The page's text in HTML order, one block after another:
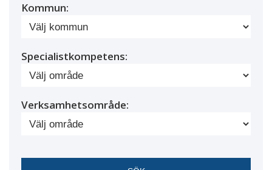
Kommun:
Specialistkompetens:
Verksamhetsområde: